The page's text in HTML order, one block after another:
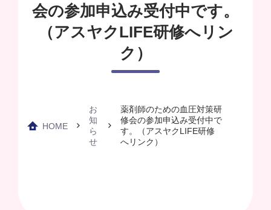
会の参加申込み受付中です。
（アスヤクLIFE研修へリン
ク）
HOME
お
知
ら
せ
薬剤師のための血圧対策研
修会の参加申込み受付中で
す。（アスヤクLIFE研修
へリンク）